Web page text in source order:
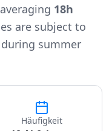
18h
are subject to
during summer
Häufigkeit